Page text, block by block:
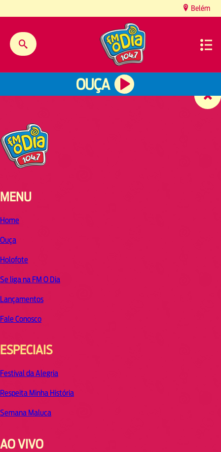
Belém
OUÇA
MENU
Home
Ouça
Holofote
Se liga na FM O Dia
Lançamentos
Fale Conosco
ESPECIAIS
Festival da Alegria
Respeita Minha História
Semana Maluca
AO VIVO